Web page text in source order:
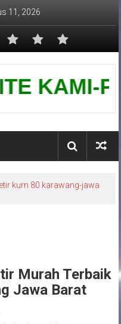
11, 2026
KAMI-
kurn 80 karawang-jawa
Murah Terbaik
Jawa Barat